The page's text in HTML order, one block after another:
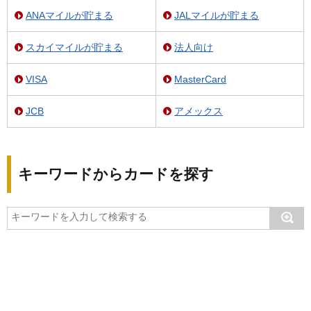
ANAマイルが貯まる JALマイルが貯まる
スカイマイルが貯まる 法人向け
VISA MasterCard
JCB アメックス
キーワードからカードを探す